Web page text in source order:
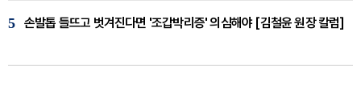
5 손발톱 들뜨고 벗겨진다면 '조갑박리증' 의심해야 [김철윤 원장 칼럼]